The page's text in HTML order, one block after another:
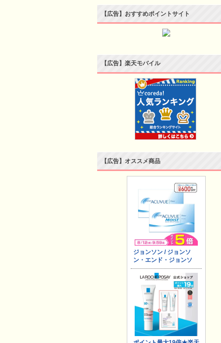
【広告】おすすめポイントサイト
【広告】楽天モバイル
【広告】オススメ商品